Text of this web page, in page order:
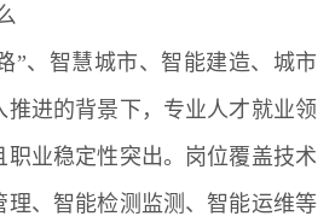
”、智慧城市、智能建造、城市
推进的背景下，专业人才就业领
职业稳定性突出。岗位覆盖技术
理、智能检测监测、智能运维等